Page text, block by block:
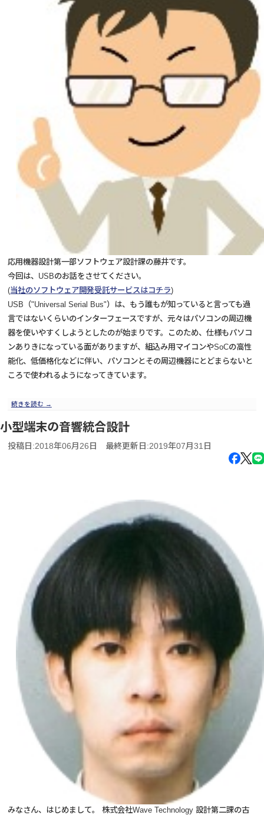
応用機器設計第一部ソフトウェア設計課の藤井です。
今回は、USBのお話をさせてください。
(当社のソフトウェア開発受託サービスはコチラ)
USB（"Universal Serial Bus"）は、もう誰もが知っていると言っても過
言ではないくらいのインターフェースですが、元々はパソコンの周辺機
器を使いやすくしようとしたのが始まりです。このため、仕様もパソコ
ンありきになっている面がありますが、組込み用マイコンやSoCの高性
能化、低価格化などに伴い、パソコンとその周辺機器にとどまらないと
ころで使われるようになってきています。
続きを読む →
小型端末の音響統合設計
投稿日:2018年06月26日 最終更新日:2019年07月31日
みなさん、はじめまして。 株式会社Wave Technology 設計第二課の古